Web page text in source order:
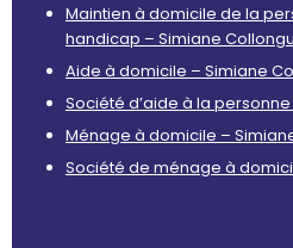
Maintien à domicile de la
handicap – Simiane
Aide à domicile – Simiane
Société d’aide à la
Ménage à domicile –
Société de ménage à